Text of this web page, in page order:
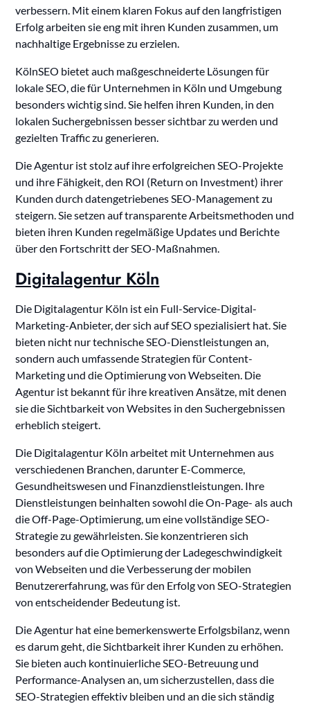
verbessern. Mit einem klaren Fokus auf den langfristigen
Erfolg arbeiten sie eng mit ihren Kunden zusammen, um
nachhaltige Ergebnisse zu erzielen.
KölnSEO bietet auch maßgeschneiderte Lösungen für
lokale SEO, die für Unternehmen in Köln und Umgebung
besonders wichtig sind. Sie helfen ihren Kunden, in den
lokalen Suchergebnissen besser sichtbar zu werden und
gezielten Traffic zu generieren.
Die Agentur ist stolz auf ihre erfolgreichen SEO-Projekte
und ihre Fähigkeit, den ROI (Return on Investment) ihrer
Kunden durch datengetriebenes SEO-Management zu
steigern. Sie setzen auf transparente Arbeitsmethoden und
bieten ihren Kunden regelmäßige Updates und Berichte
über den Fortschritt der SEO-Maßnahmen.
Digitalagentur Köln
Die Digitalagentur Köln ist ein Full-Service-Digital-
Marketing-Anbieter, der sich auf SEO spezialisiert hat. Sie
bieten nicht nur technische SEO-Dienstleistungen an,
sondern auch umfassende Strategien für Content-
Marketing und die Optimierung von Webseiten. Die
Agentur ist bekannt für ihre kreativen Ansätze, mit denen
sie die Sichtbarkeit von Websites in den Suchergebnissen
erheblich steigert.
Die Digitalagentur Köln arbeitet mit Unternehmen aus
verschiedenen Branchen, darunter E-Commerce,
Gesundheitswesen und Finanzdienstleistungen. Ihre
Dienstleistungen beinhalten sowohl die On-Page- als auch
die Off-Page-Optimierung, um eine vollständige SEO-
Strategie zu gewährleisten. Sie konzentrieren sich
besonders auf die Optimierung der Ladegeschwindigkeit
von Webseiten und die Verbesserung der mobilen
Benutzererfahrung, was für den Erfolg von SEO-Strategien
von entscheidender Bedeutung ist.
Die Agentur hat eine bemerkenswerte Erfolgsbilanz, wenn
es darum geht, die Sichtbarkeit ihrer Kunden zu erhöhen.
Sie bieten auch kontinuierliche SEO-Betreuung und
Performance-Analysen an, um sicherzustellen, dass die
SEO-Strategien effektiv bleiben und an die sich ständig